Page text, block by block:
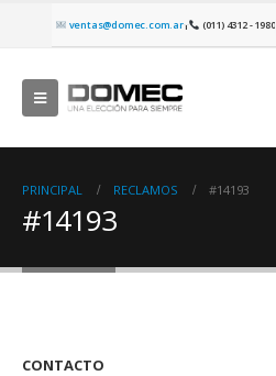
ventas@domec.com.ar| (011) 4312 - 1980
PRINCIPAL RECLAMOS #14193
#14193
CONTACTO